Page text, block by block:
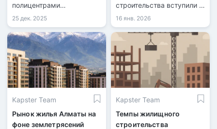
полицентрами
мегаполиса.
25 дек. 2025
строительства вступили в
силу новые требования.
16 янв. 2026
Kapster Team
Рынок жилья Алматы на
фоне землетрясений
Kapster Team
Темпы жилищного
строительства